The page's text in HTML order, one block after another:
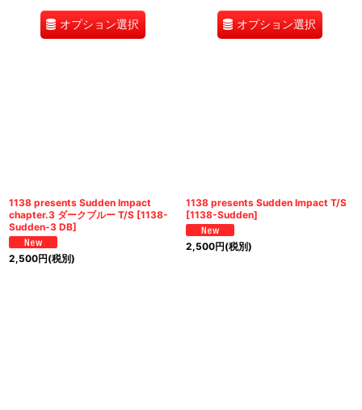
オプション選択 オプション選択
1138 presents Sudden Impact
chapter.3 ダークブルー T/S [1138-
Sudden-3 DB]
2,500円(税別)
1138 presents Sudden Impact T/S
[1138-Sudden]
2,500円(税別)